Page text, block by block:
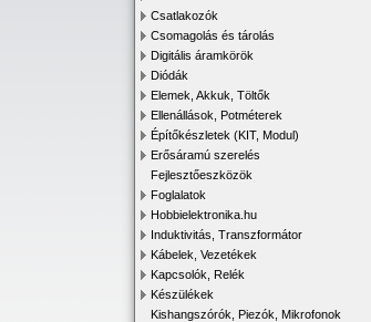
Csatlakozók
Csomagolás és tárolás
Digitális áramkörök
Diódák
Elemek, Akkuk, Töltők
Ellenállások, Potméterek
Építőkészletek (KIT, Modul)
Erősáramú szerelés
Fejlesztőeszközök
Foglalatok
Hobbielektronika.hu
Induktivitás, Transzformátor
Kábelek, Vezetékek
Kapcsolók, Relék
Készülékek
Kishangszórók, Piezók, Mikrofonok